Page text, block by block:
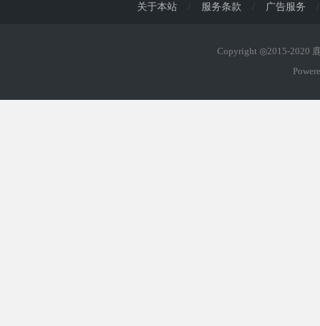
关于本站 / 服务条款 / 广告服务 /
Copyright ◎2015-2020